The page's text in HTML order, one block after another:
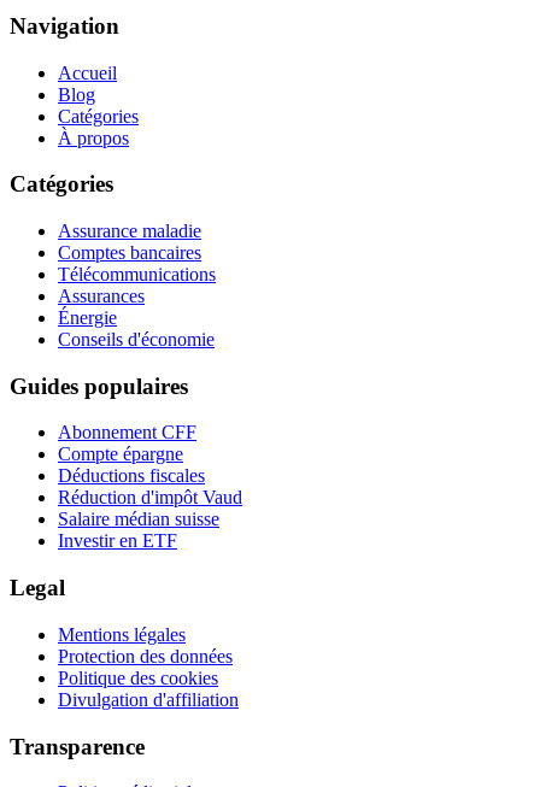
Navigation
Accueil
Blog
Catégories
À propos
Catégories
Assurance maladie
Comptes bancaires
Télécommunications
Assurances
Énergie
Conseils d'économie
Guides populaires
Abonnement CFF
Compte épargne
Déductions fiscales
Réduction d'impôt Vaud
Salaire médian suisse
Investir en ETF
Legal
Mentions légales
Protection des données
Politique des cookies
Divulgation d'affiliation
Transparence